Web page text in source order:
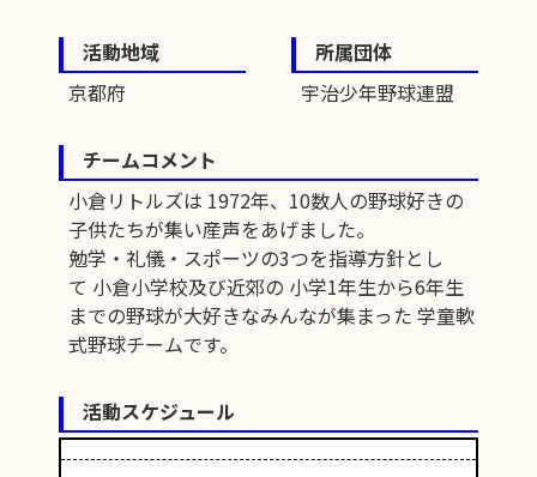
活動地域
京都府
所属団体
宇治少年野球連盟
チームコメント
小倉リトルズは 1972年、10数人の野球好きの
子供たちが集い産声をあげました。
勉学・礼儀・スポーツの3つを指導方針とし
て 小倉小学校及び近郊の 小学1年生から6年生
までの野球が大好きなみんなが集まった 学童軟
式野球チームです。
活動スケジュール